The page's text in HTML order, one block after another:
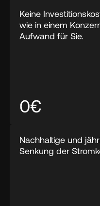
Keine
wie in einem
Aufwand für Sie.
0€
Nachhaltige und
Senkung der